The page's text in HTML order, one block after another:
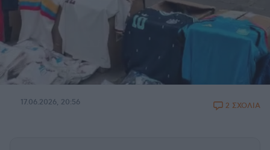
17.06.2026, 20:56 2 ΣΧΟΛΙΑ